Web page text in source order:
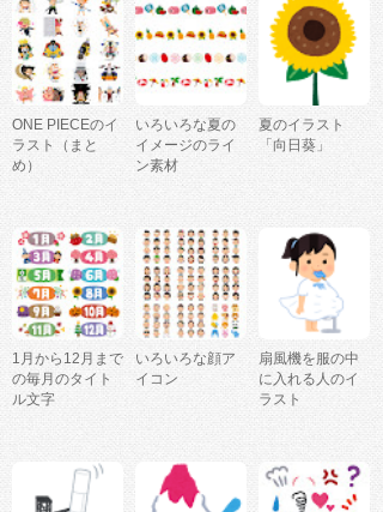
ONE PIECEのイ
ラスト（まと
め）
いろいろな夏の
イメージのライ
ン素材
夏のイラスト
「向日葵」
1月から12月まで
の毎月のタイト
ル文字
いろいろな顔ア
イコン
扇風機を服の中
に入れる人のイ
ラスト